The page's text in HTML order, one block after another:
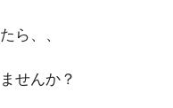
ら、、
せんか？